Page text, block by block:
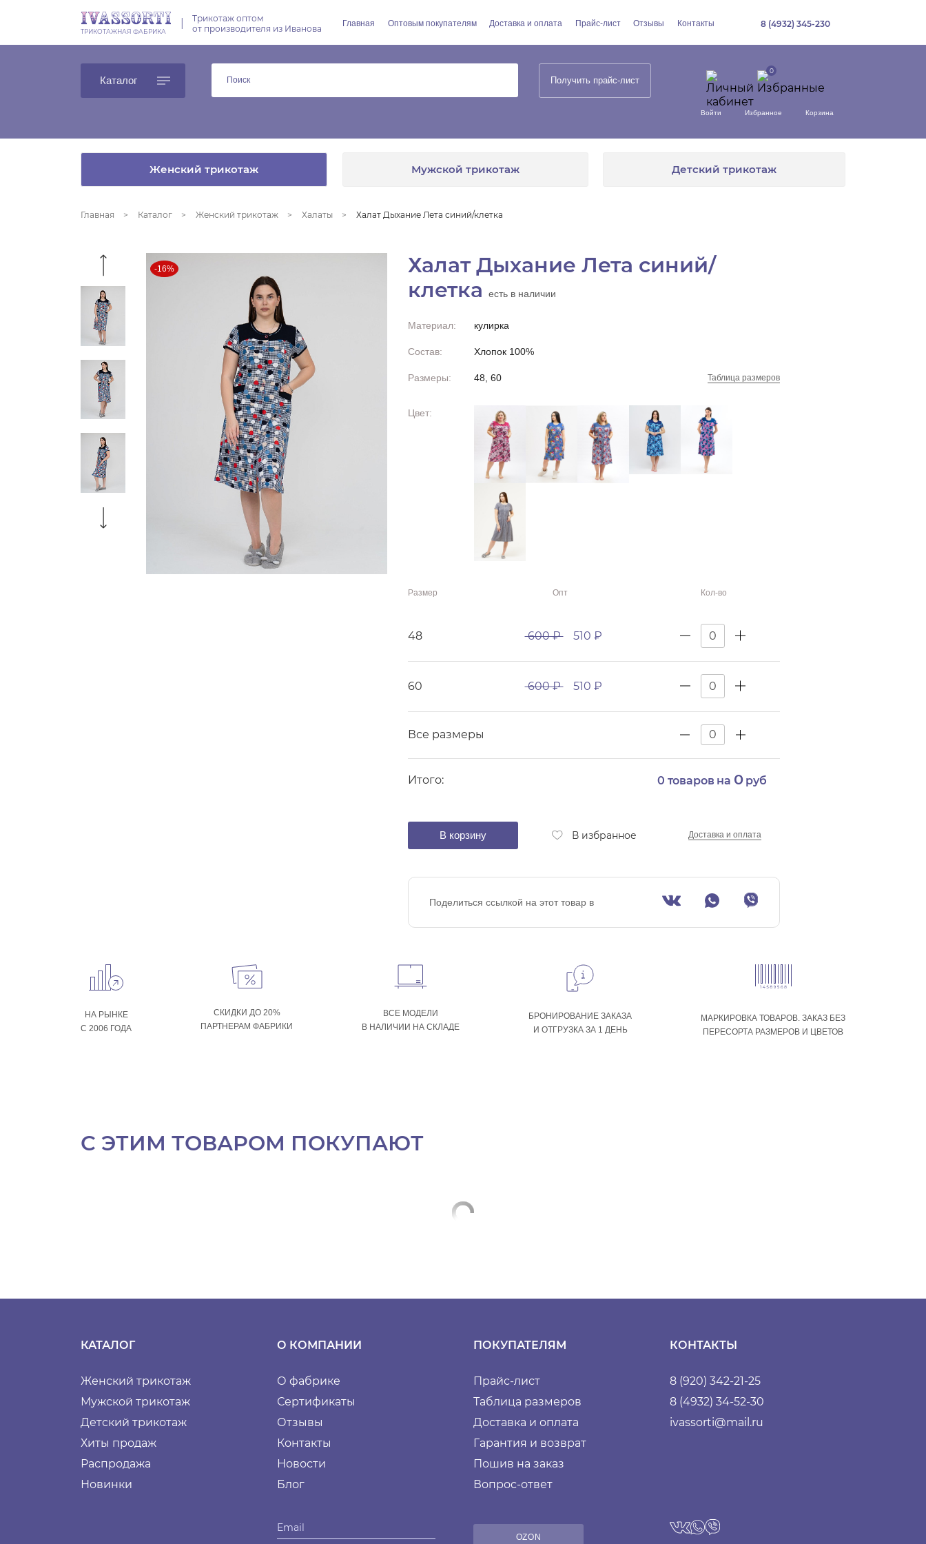
ТРИКОТАЖНАЯ ФАБРИКА
Трикотаж оптом
от производителя из Иванова
Главная Оптовым покупателям Доставка и оплата Прайс-лист Отзывы Контакты 8 (4932) 345-230
Каталог Получить прайс-лист
Войти Избранное Корзина
Женский трикотаж Мужской трикотаж Детский трикотаж
Главная Каталог Женский трикотаж Халаты Халат Дыхание Лета синий/клетка
-16%
Халат Дыхание Лета синий/
клетка
есть в наличии
Материал: кулирка
Состав: Хлопок 100%
Размеры: 48, 60 Таблица размеров
Цвет:
Размер Опт Кол-во
48 600 ₽ 510 ₽
60 600 ₽ 510 ₽
Все размеры
Итого: 0 товаров на 0руб
В корзину В избранное Доставка и оплата
Поделиться ссылкой на этот товар в
НА РЫНКЕ
С 2006 ГОДА
СКИДКИ ДО 20%
ПАРТНЕРАМ ФАБРИКИ
ВСЕ МОДЕЛИ
В НАЛИЧИИ НА СКЛАДЕ
БРОНИРОВАНИЕ ЗАКАЗА
И ОТГРУЗКА ЗА 1 ДЕНЬ
МАРКИРОВКА ТОВАРОВ. ЗАКАЗ БЕЗ
ПЕРЕСОРТА РАЗМЕРОВ И ЦВЕТОВ
С ЭТИМ ТОВАРОМ ПОКУПАЮТ
КАТАЛОГ
Женский трикотаж
Мужской трикотаж
Детский трикотаж
Хиты продаж
Распродажа
Новинки
О КОМПАНИИ
О фабрике
Сертификаты
Отзывы
Контакты
Новости
Блог
ПОКУПАТЕЛЯМ
Прайс-лист
Таблица размеров
Доставка и оплата
Гарантия и возврат
Пошив на заказ
Вопрос-ответ
OZON
КОНТАКТЫ
8 (920) 342-21-25
8 (4932) 34-52-30
ivassorti@mail.ru